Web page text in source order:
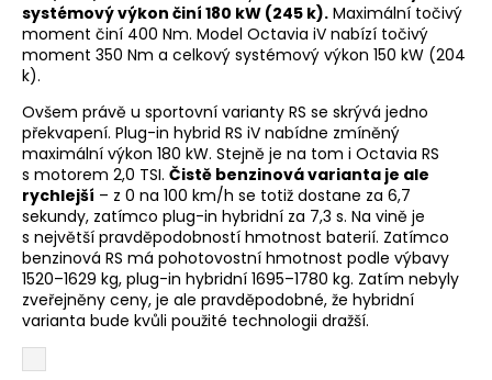
systémový výkon činí 180 kW (245 k). Maximální točivý
moment činí 400 Nm. Model Octavia iV nabízí točivý
moment 350 Nm a celkový systémový výkon 150 kW (204
k).
Ovšem právě u sportovní varianty RS se skrývá jedno
překvapení. Plug-in hybrid RS iV nabídne zmíněný
maximální výkon 180 kW. Stejně je na tom i Octavia RS
s motorem 2,0 TSI. Čistě benzinová varianta je ale
rychlejší – z 0 na 100 km/h se totiž dostane za 6,7
sekundy, zatímco plug-in hybridní za 7,3 s. Na vině je
s největší pravděpodobností hmotnost baterií. Zatímco
benzinová RS má pohotovostní hmotnost podle výbavy
1520–1629 kg, plug-in hybridní 1695–1780 kg. Zatím nebyly
zveřejněny ceny, je ale pravděpodobné, že hybridní
varianta bude kvůli použité technologii dražší.